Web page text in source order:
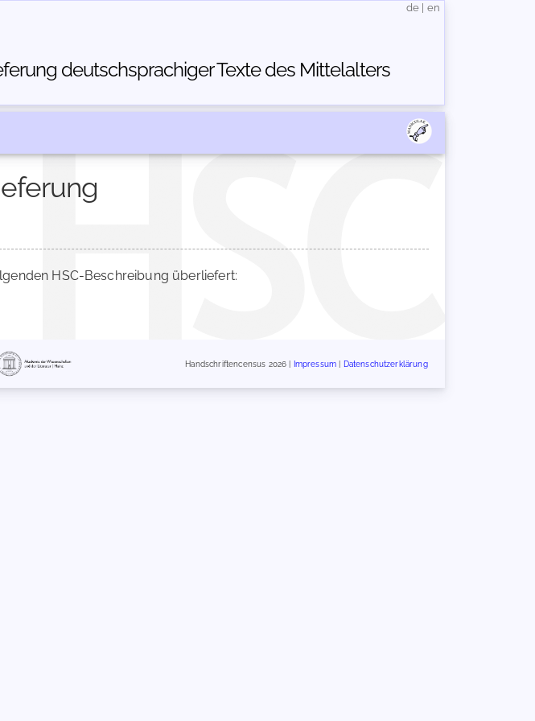
deutschsprachiger Texte des Mittelalters
de en
HSC-Beschreibung überliefert:
Handschriftencensus 2026 | Impressum Datenschutzerklärung